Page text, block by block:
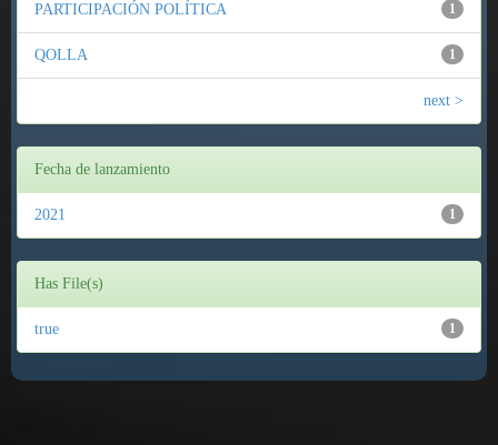
1
PARTICIPACIÓN POLÍTICA
1
QOLLA
next >
Fecha de lanzamiento
1
2021
Has File(s)
1
true